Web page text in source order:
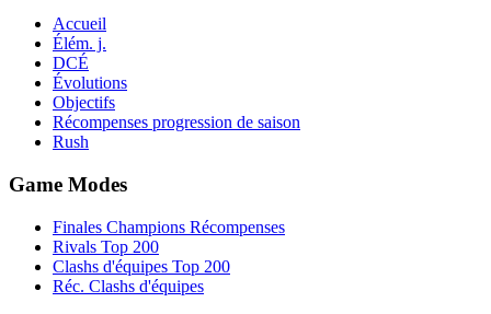
Accueil
Élém. j.
DCÉ
Évolutions
Objectifs
Récompenses progression de saison
Rush
Game Modes
Finales Champions Récompenses
Rivals Top 200
Clashs d'équipes Top 200
Réc. Clashs d'équipes